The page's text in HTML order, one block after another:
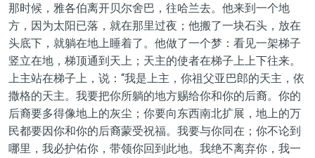
那时候，雅各伯离开贝尔舍巴，往哈兰去。他来到一个地
方，因为太阳已落，就在那里过夜；他搬了一块石头，放在
头底下，就躺在地上睡着了。他做了一个梦：看见一架梯子
竖立在地，梯顶通到天上；天主的使者在梯子上上下往来。
上主站在梯子上，说：“我是上主，你祖父亚巴郎的天主，依
撒格的天主。我要把你所躺的地方赐给你和你的后裔。你的
后裔要多得像地上的灰尘；你要向东西南北扩展，地上的万
民都要因你和你的后裔蒙受祝福。我要与你同在；你不论到
哪里，我必护佑你，带领你回到此地。我绝不离弃你，我一